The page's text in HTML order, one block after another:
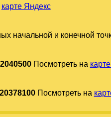
карте Яндекс
начальной и конечной
Посмотреть на
Посмотреть на